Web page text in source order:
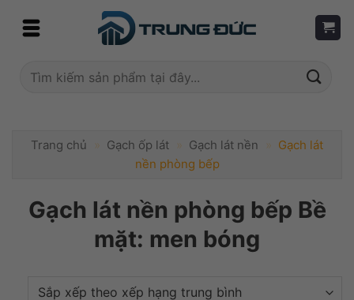
Tìm
Trang chủ » Gạch ốp lát » Gạch lát nền » Gạch lát
nền phòng bếp
Gạch lát nền phòng bếp Bề
mặt: men bóng